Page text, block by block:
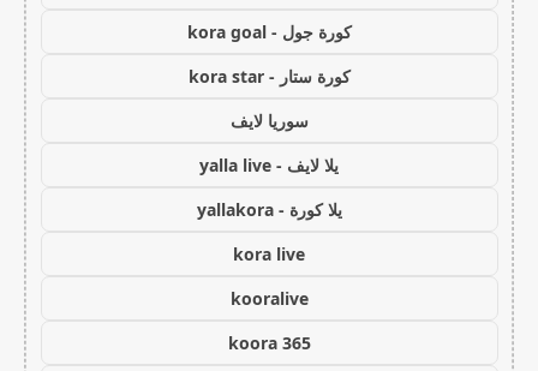
كورة جول - kora goal
كورة ستار - kora star
سوريا لايف
يلا لايف - yalla live
يلا كورة - yallakora
kora live
kooralive
koora 365